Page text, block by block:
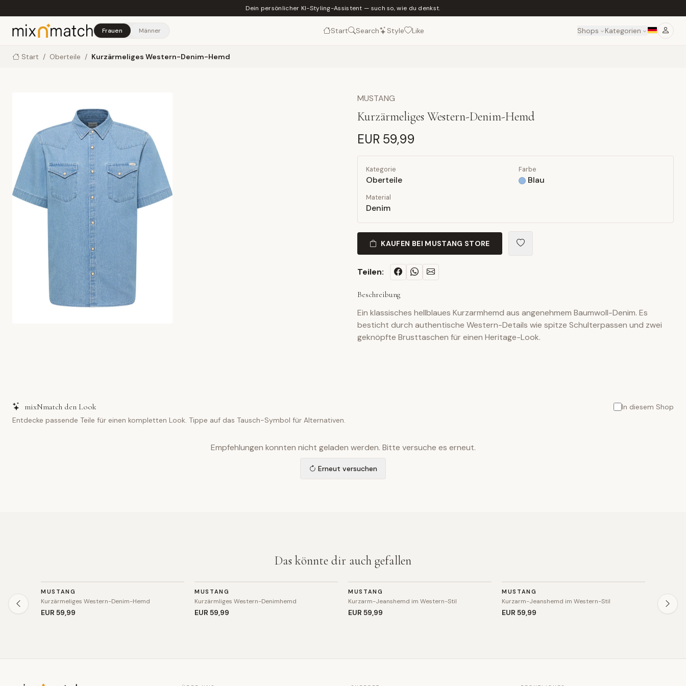
Dein persönlicher KI-Styling-Assistent — such so, wie du denkst.
Frauen Männer Start Search Style Like Shops Kategorien
Start / Oberteile / Kurzärmeliges Western-Denim-Hemd
MUSTANG
Kurzärmeliges Western-Denim-Hemd
EUR 59,99
Kategorie
Oberteile
Farbe
Blau
Material
Denim
KAUFEN BEI MUSTANG STORE
Teilen:
Beschreibung
Ein klassisches hellblaues Kurzarmhemd aus angenehmem Baumwoll-Denim. Es
besticht durch authentische Western-Details wie spitze Schulterpassen und zwei
geknöpfte Brusttaschen für einen Heritage-Look.
mixNmatch den Look
In diesem Shop
Entdecke passende Teile für einen kompletten Look. Tippe auf das Tausch-Symbol für Alternativen.
Empfehlungen konnten nicht geladen werden. Bitte versuche es erneut.
Erneut versuchen
Das könnte dir auch gefallen
MUSTANG
Kurzärmeliges Western-Denim-Hemd
EUR 59,99
MUSTANG
Kurzärmliges Western-Denimhemd
EUR 59,99
MUSTANG
Kurzarm-Jeanshemd im Western-Stil
EUR 59,99
MUSTANG
Kurzarm-Jeanshemd im Western-Stil
EUR 59,99
SALE
EUR 39